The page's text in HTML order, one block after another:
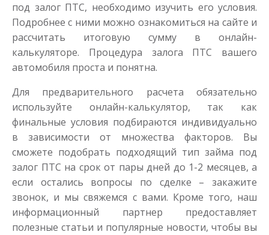
под залог ПТС, необходимо изучить его условия.
Подробнее с ними можно ознакомиться на сайте и
рассчитать итоговую сумму в онлайн-
калькуляторе. Процедура залога ПТС вашего
автомобиля проста и понятна.
Для предварительного расчета обязательно
используйте онлайн-калькулятор, так как
финальные условия подбираются индивидуально
в зависимости от множества факторов. Вы
сможете подобрать подходящий тип займа под
залог ПТС на срок от пары дней до 1-2 месяцев, а
если остались вопросы по сделке – закажите
звонок, и мы свяжемся с вами. Кроме того, наш
информационный партнер предоставляет
полезные статьи и популярные новости, чтобы вы